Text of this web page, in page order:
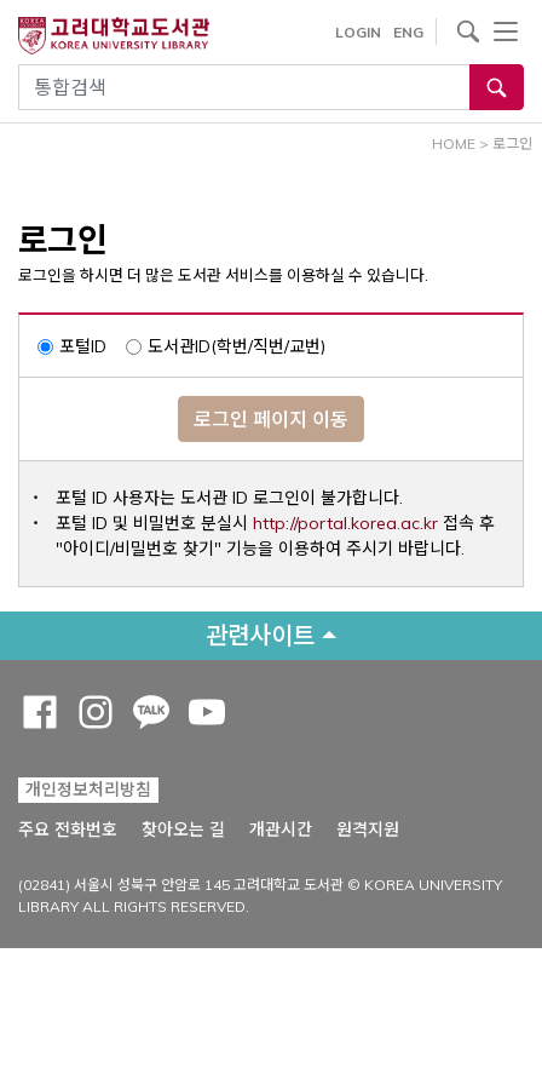
건
통합검색
LOGIN ENG
사이트내 검색
HOME > 로그인
로그인
로그인을 하시면 더 많은 도서관 서비스를 이용하실 수 있습니다.
포털ID 도서관ID(학번/직번/교번)
로그인 페이지 이동
포털 ID 사용자는 도서관 ID 로그인이 불가합니다.
포털 ID 및 비밀번호 분실시 http://portal.korea.ac.krOpens a
접속 후
"아이디/비밀번호 찾기" 기능을 이용하여 주시기 바랍니다.
관련사이트
개인정보처리방침
주요 전화번호
찾아오는 길 개관시간 원격지원
(02841) 서울시 성북구 안암로 145 고려대학교 도서관 © KOREA UNIVERSITY
LIBRARY ALL RIGHTS RESERVED.
Opens a new window
Opens a new window
Opens a new window